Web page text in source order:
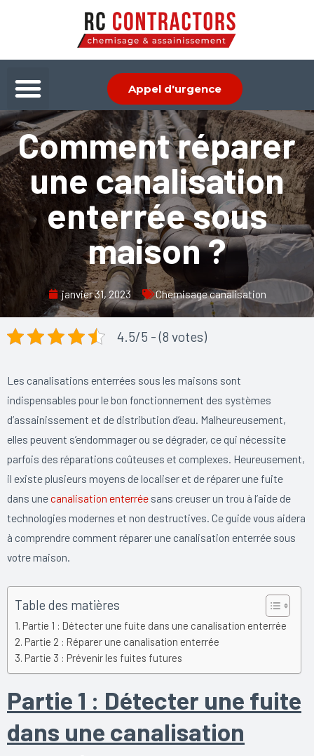
Menu Appel d'urgence
Comment réparer
une canalisation
enterrée sous
maison ?
janvier 31, 2023 Chemisage canalisation
4.5/5 - (8 votes)
Les canalisations enterrées sous les maisons sont
indispensables pour le bon fonctionnement des systèmes
d’assainissement et de distribution d’eau. Malheureusement,
elles peuvent s’endommager ou se dégrader, ce qui nécessite
parfois des réparations coûteuses et complexes. Heureusement,
il existe plusieurs moyens de localiser et de réparer une fuite
dans unecanalisation enterrée sans creuser un trou à l’aide de
technologies modernes et non destructives. Ce guide vous aidera
à comprendre comment réparer une canalisation enterrée sous
votre maison.
Table des matières
Partie 1 : Détecter une fuite dans une canalisation enterrée
Partie 2 : Réparer une canalisation enterrée
Partie 3 : Prévenir les fuites futures
Partie 1 : Détecter une fuite
dans une canalisation